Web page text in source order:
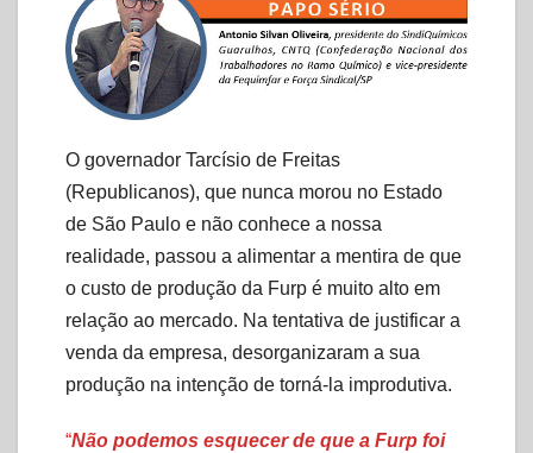
O governador Tarcísio de Freitas
(Republicanos), que nunca morou no Estado
de São Paulo e não conhece a nossa
realidade, passou a alimentar a mentira de que
o custo de produção da Furp é muito alto em
relação ao mercado. Na tentativa de justificar a
venda da empresa, desorganizaram a sua
produção na intenção de torná-la improdutiva.
“Não podemos esquecer de que a Furp foi